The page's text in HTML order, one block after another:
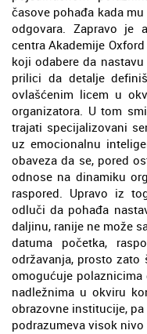
časove pohađa kada
odgovara. Zapravo je
centra Akademije
koji odabere da
prilici da detalje
ovlašćenim licem u
organizatora. U tom
trajati specijalizovani
uz emocionalnu
obaveza da se, pored
odnose na dinamiku
raspored. Upravo iz
odluči da pohađa
daljinu, ranije ne može
datuma početka,
održavanja, prosto
omogućuje
nadležnima u okviru
obrazovne institucije,
podrazumeva visok